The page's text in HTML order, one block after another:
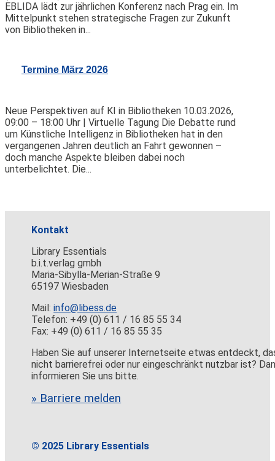
EBLIDA lädt zur jährlichen Konferenz nach Prag ein. Im
Mittelpunkt stehen strategische Fragen zur Zukunft
von Bibliotheken in...
Termine März 2026
Neue Perspektiven auf KI in Bibliotheken 10.03.2026,
09:00 – 18:00 Uhr | Virtuelle Tagung Die Debatte rund
um Künstliche Intelligenz in Bibliotheken hat in den
vergangenen Jahren deutlich an Fahrt gewonnen –
doch manche Aspekte bleiben dabei noch
unterbelichtet. Die...
Kontakt
Library Essentials
b.i.t.verlag gmbh
Maria-Sibylla-Merian-Straße 9
65197 Wiesbaden
Mail:info@libess.de
Telefon: +49 (0) 611 / 16 85 55 34
Fax: +49 (0) 611 / 16 85 55 35
Haben Sie auf unserer Internetseite etwas entdeckt,
nicht barrierefrei oder nur eingeschränkt nutzbar ist?
informieren Sie uns bitte.
» Barriere melden
© 2025 Library Essentials